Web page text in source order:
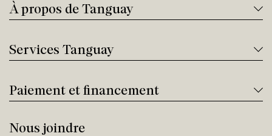
À propos de Tanguay
Services Tanguay
Paiement et financement
Nous joindre